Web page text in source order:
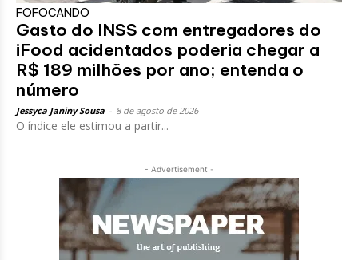
FOFOCANDO
Gasto do INSS com entregadores do
iFood acidentados poderia chegar a
R$ 189 milhões por ano; entenda o
número
Jessyca Janiny Sousa 8 de agosto de 2026
O índice ele estimou a partir...
- Advertisement -